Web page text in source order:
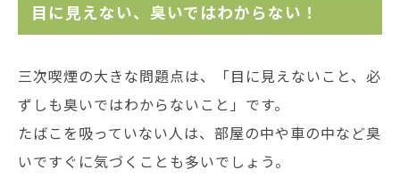
目に見えない、臭いではわからない！
三次喫煙の大きな問題点は、「目に見えないこと、必
ずしも臭いではわからないこと」です。
たばこを吸っていない人は、部屋の中や車の中など臭
いですぐに気づくことも多いでしょう。